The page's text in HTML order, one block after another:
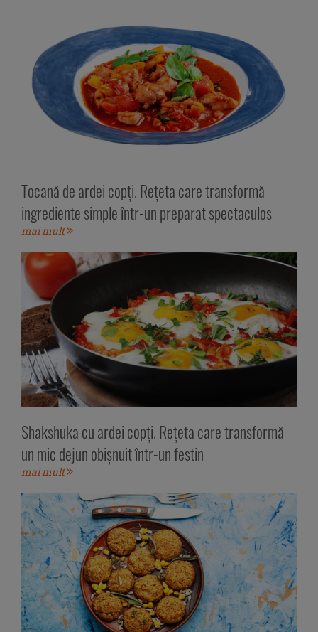
Tocană de ardei copți. Rețeta care transformă
ingrediente simple într-un preparat spectaculos
mai mult
Shakshuka cu ardei copți. Rețeta care transformă
un mic dejun obișnuit într-un festin
mai mult